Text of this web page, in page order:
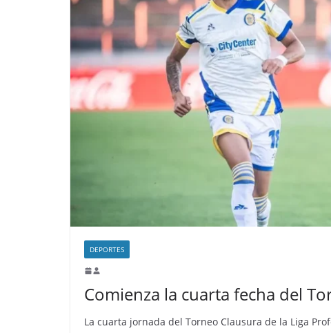
DEPORTES
Comienza la cuarta fecha del
La cuarta jornada del Torneo Clausura de la Liga